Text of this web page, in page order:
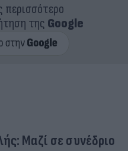
περισσότερο
της Google
Μαζί σε συνέδριο